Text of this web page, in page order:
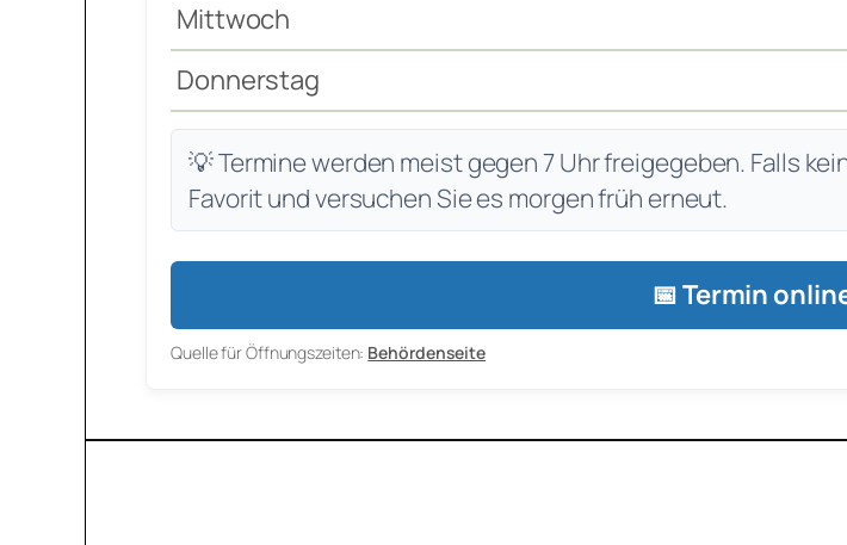
Mittwoch
Donnerstag
💡 Termine werden meist gegen 7 Uhr freigegeben. Falls
Favorit und versuchen Sie es morgen früh erneut.
📅 Termin
Quelle für Öffnungszeiten: Behördenseite